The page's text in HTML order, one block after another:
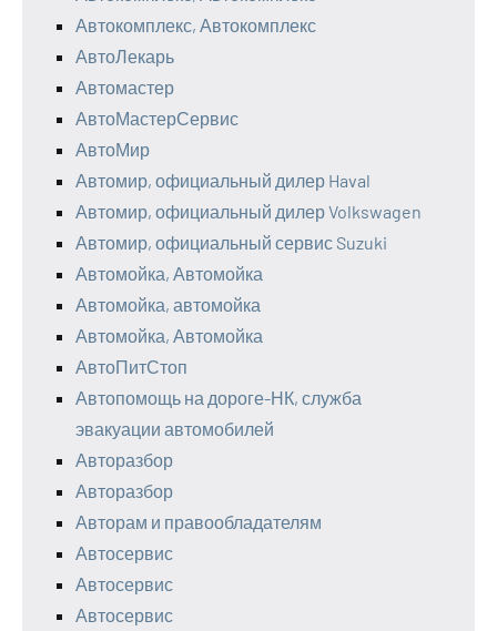
Автокомплекс, Автокомплекс
АвтоЛекарь
Автомастер
АвтоМастерСервис
АвтоМир
Автомир, официальный дилер Haval
Автомир, официальный дилер Volkswagen
Автомир, официальный сервис Suzuki
Автомойка, Автомойка
Автомойка, автомойка
Автомойка, Автомойка
АвтоПитСтоп
Автопомощь на дороге-НК, служба
эвакуации автомобилей
Авторазбор
Авторазбор
Авторам и правообладателям
Автосервис
Автосервис
Автосервис